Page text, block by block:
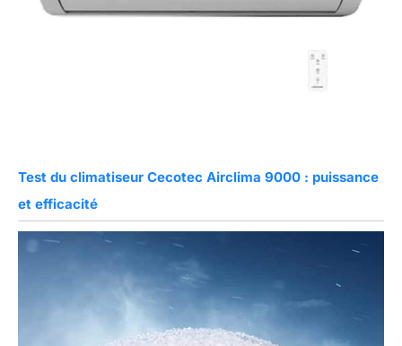
Test du climatiseur Cecotec Airclima 9000 : puissance
et efficacité